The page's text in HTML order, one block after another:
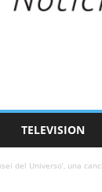
TELEVISION
del Universo’, una